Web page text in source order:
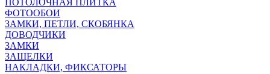
ПОТОЛОЧНАЯ ПЛИТКА
ФОТООБОИ
ЗАМКИ, ПЕТЛИ, СКОБЯНКА
ДОВОДЧИКИ
ЗАМКИ
ЗАЩЕЛКИ
НАКЛАДКИ, ФИКСАТОРЫ